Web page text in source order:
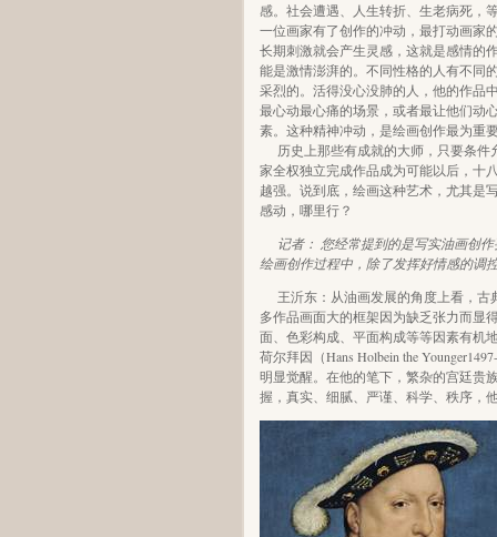
感。社会遭遇、人生转折、生老病死，
一位画家有了创作的冲动，最打动画家
长期刺激就会产生灵感，这就是感情的
能是激情澎湃的。不同性格的人有不同
采烈的。活得没心没肺的人，他的作品
最心动最心痛的场景，或者最让他们动
素。这种精神冲动，是绘画创作最为重
历史上那些有成就的大师，只要条
家全权独立完成作品成为可能以后，十
越强。说到底，绘画这种艺术，尤其是
感动，哪里行？
记者： 您经常提到的是写实油画创
绘画创作过程中，除了发挥好情感的调
王沂东：从油画发展的角度上看，
多作品画面大的框架因为缺乏张力而显
面、色彩构成、平面构成等等因素有机
荷尔拜因（Hans Holbein the
明显觉醒。在他的笔下，繁杂的宫廷贵
握，真实、细腻、严谨、科学、秩序，